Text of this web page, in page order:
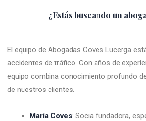
¿Estás buscando un
El equipo de Abogadas Coves Lucerga
accidentes de tráfico. Con años de
equipo combina conocimiento profundo
de nuestros clientes.
María Coves: Socia fundadora,